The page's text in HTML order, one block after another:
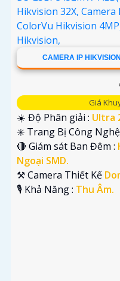
CAMERA IP
Giá
☀️ Độ Phân giải : Ultra
✳️ Trang Bị Công
🔴 Giám sát Ban Đêm :
Ngoại SMD.
⚒ Camera Thiết Kế
️🎙 Khả Năng : Thu Âm.